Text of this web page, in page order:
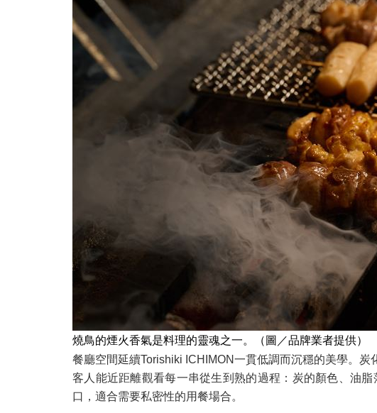
燒鳥的煙火香氣是料理的靈魂之一。（圖／品牌業者提供）
餐廳空間延續Torishiki ICHIMON一貫低調而沉穩的美學。
客人能近距離觀看每一串從生到熟的過程：炭的顏色、油
口，適合需要私密性的用餐場合。